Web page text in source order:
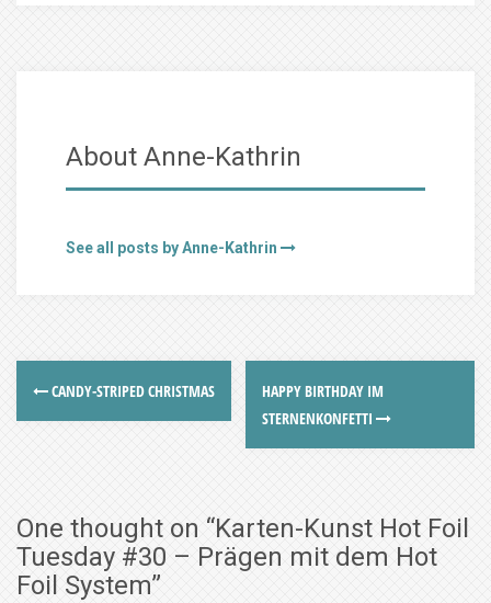
About Anne-Kathrin
See all posts by Anne-Kathrin
CANDY-STRIPED CHRISTMAS
HAPPY BIRTHDAY IM
STERNENKONFETTI
One thought on “Karten-Kunst Hot Foil
Tuesday #30 – Prägen mit dem Hot
Foil System”